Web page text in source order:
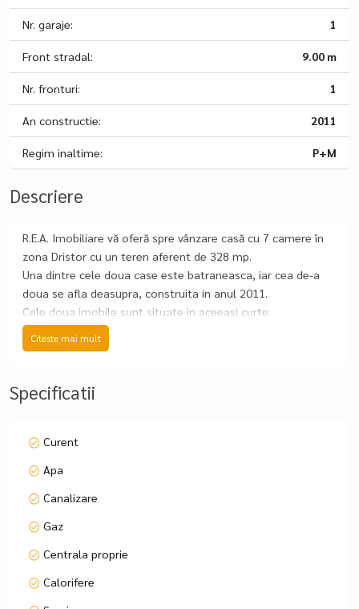
Nr. garaje: 1
Front stradal: 9.00 m
Nr. fronturi: 1
An constructie: 2011
Regim inaltime: P+M
Descriere
R.E.A. Imobiliare vă oferă spre vânzare casă cu 7 camere în
zona Dristor cu un teren aferent de 328 mp.
Una dintre cele doua case este batraneasca, iar cea de-a
doua se afla deasupra, construita in anul 2011.
Cele doua imobile sunt situate in aceeasi curte.
Detin o suprafață utilă totală de 247 mp și o
compartimentare echilibrată: parter (87 mp), etaj 1 (86 mp)
2 bucatarii, 4 bai si 1 balcon.
Se vand partial mobilate si utilate.
cu ajutorul aparatelor de aer conditionat.
Zonă pet-friendly, cu acces facil la transportul public: 3-4
minute pana la metrou.
Informațiile tehnice au caracter orientativ, acestea fiind
preluate de la proprietar.
👉 Dacă sunteți în căutarea unor vile mobilate și spațioase
Citeste mai mult
Specificatii
Curent
Apa
Canalizare
Gaz
Centrala proprie
Calorifere